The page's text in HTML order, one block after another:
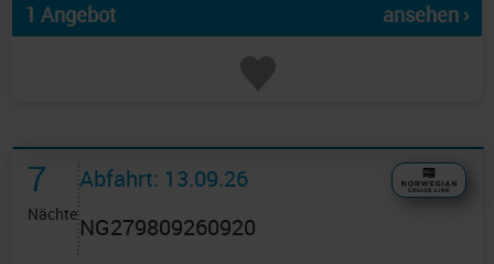
1 Angebot ansehen ›
7
Nächte
Abfahrt: 13.09.26
NG279809260920